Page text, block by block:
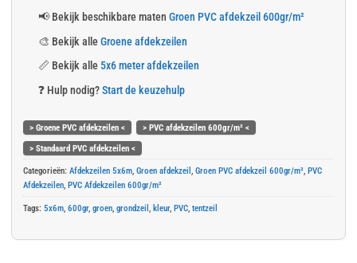
📢 Bekijk beschikbare maten Groen PVC afdekzeil 600gr/m²
🎨 Bekijk alleGroene afdekzeilen
📏 Bekijk alle 5x6 meter afdekzeilen
❓ Hulp nodig? Start de keuzehulp
> Groene PVC afdekzeilen <
> PVC afdekzeilen 600gr/m² <
> Standaard PVC afdekzeilen <
Categorieën: Afdekzeilen 5x6m Groen afdekzeil Groen PVC afdekzeil 600gr/m² PVC
Afdekzeilen PVC Afdekzeilen 600gr/m²
Tags: 5x6m 600gr, groen grondzeil kleur, PVC tentzeil